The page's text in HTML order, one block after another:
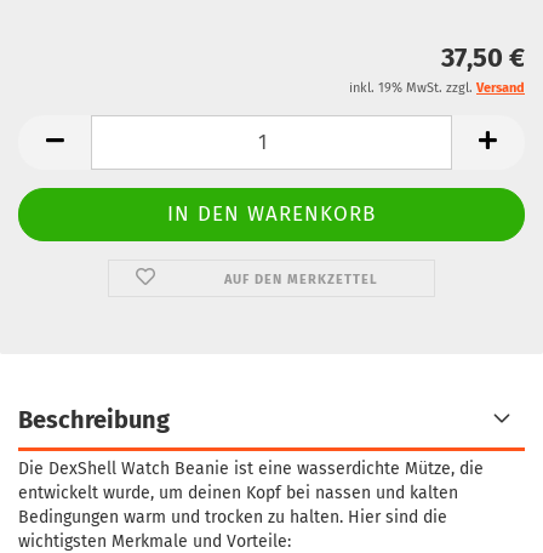
37,50 €
inkl. 19% MwSt. zzgl. Versand
AUF DEN MERKZETTEL
Beschreibung
Die DexShell Watch Beanie ist eine wasserdichte Mütze, die
entwickelt wurde, um deinen Kopf bei nassen und kalten
Bedingungen warm und trocken zu halten. Hier sind die
wichtigsten Merkmale und Vorteile: